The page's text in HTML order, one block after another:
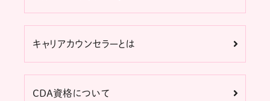
キャリアカウンセラーとは
CDA資格について